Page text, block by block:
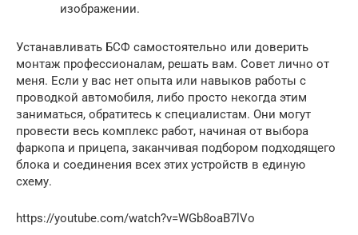
изображении.
Устанавливать БСФ самостоятельно или доверить
монтаж профессионалам, решать вам. Совет лично от
меня. Если у вас нет опыта или навыков работы с
проводкой автомобиля, либо просто некогда этим
заниматься, обратитесь к специалистам. Они могут
провести весь комплекс работ, начиная от выбора
фаркопа и прицепа, заканчивая подбором подходящего
блока и соединения всех этих устройств в единую
схему.
https://youtube.com/watch?v=WGb8oaB7lVo